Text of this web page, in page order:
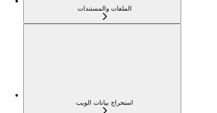
الملفات والمستندات
استخراج بيانات الويب